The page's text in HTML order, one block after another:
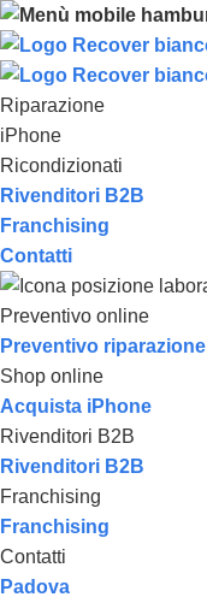
Riparazione
iPhone
Ricondizionati
Rivenditori B2B
Franchising
Contatti
Preventivo online
Preventivo riparazione
Shop online
Acquista iPhone
Rivenditori B2B
Rivenditori B2B
Franchising
Franchising
Contatti
Padova